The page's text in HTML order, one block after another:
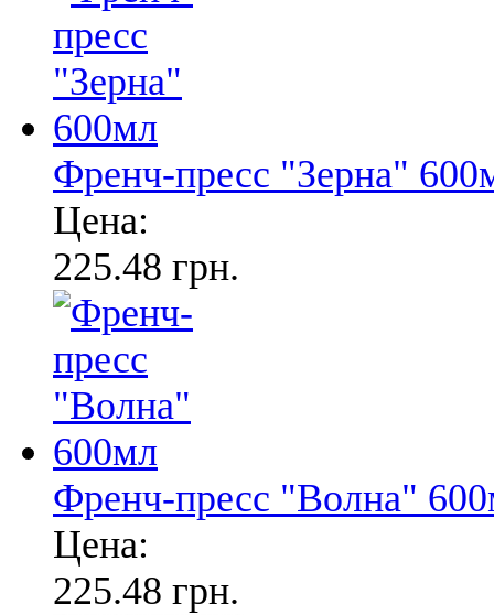
Френч-пресс "Зерна"
Цена:
225.48 грн.
Френч-пресс "Волна"
Цена:
225.48 грн.